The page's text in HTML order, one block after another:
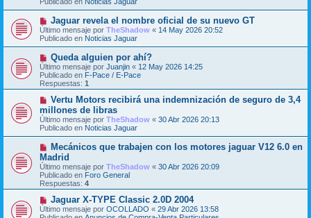
o
m
e
n
s
a
e
N
u
e
v
m
e
n
s
e
Jaguar revela el nombre oficial de su nuevo GT
Último mensaje por TheShadow « 14 May 2026 20:52
Publicado en Noticias Jaguar
N
u
e
v
o
m
e
n
s
a
j
Queda alguien por ahí?
Último mensaje por Juanjin « 12 May 2026 14:25
Publicado en F-Pace / E-Pace
Respuestas: 1
N
u
e
v
o
m
n
s
a
j
e
Vertu Motors recibirá una indemnización de seguro de 3,4
millones de libras
Último mensaje por TheShadow « 30 Abr 2026 20:13
Publicado en Noticias Jaguar
N
e
v
o
m
n
s
Mecánicos que trabajen con los motores jaguar V12 6.0 en
Madrid
Último mensaje por TheShadow « 30 Abr 2026 20:09
Publicado en Foro General
Respuestas: 4
N
u
e
Jaguar X-TYPE Classic 2.0D 2004
Último mensaje por OCOLLADO « 29 Abr 2026 13:58